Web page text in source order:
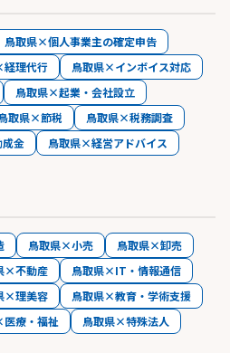
鳥取県×個人事業主の確定申告
理代行
鳥取県×インボイス対応
鳥取県×起業・会社設立
取県×節税
鳥取県×税務調査
金
鳥取県×経営アドバイス
鳥取県×小売
鳥取県×卸売
×不動産
鳥取県×IT・情報通信
×理美容
鳥取県×教育・学術支援
療・福祉 鳥取県×特殊法人